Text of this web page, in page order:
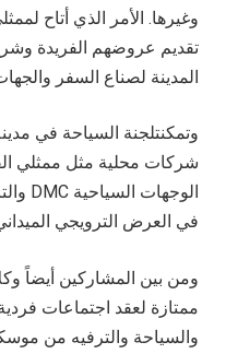
وغيرها. الأمر الذي أتاح
تقديم عروضهم الفريدة
المدينة لصناع السفر
وتمكنتلجنة السياحة في
شركات محلية مثل ممثلي
الوجهات السياحية DMC
في العرض الترويجي
ومن بين المشاركين أيضاً
ممتازة لعقد اجتماعات
والسياحة والترفيه من